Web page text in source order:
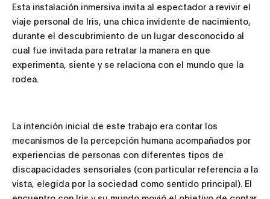
Esta instalación inmersiva invita al espectador a revivir el
viaje personal de Iris, una chica invidente de nacimiento,
durante el descubrimiento de un lugar desconocido al
cual fue invitada para retratar la manera en que
experimenta, siente y se relaciona con el mundo que la
rodea.
La intención inicial de este trabajo era contar los
mecanismos de la percepción humana acompañados por
experiencias de personas con diferentes tipos de
discapacidades sensoriales (con particular referencia a la
vista, elegida por la sociedad como sentido principal). El